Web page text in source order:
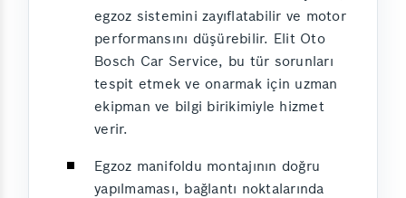
egzoz sistemini zayıflatabilir ve motor
performansını düşürebilir. Elit Oto
Bosch Car Service, bu tür sorunları
tespit etmek ve onarmak için uzman
ekipman ve bilgi birikimiyle hizmet
verir.
Egzoz manifoldu montajının doğru
yapılmaması, bağlantı noktalarında